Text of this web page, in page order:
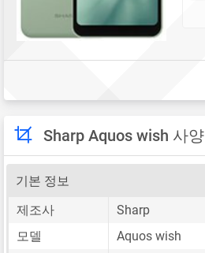
Sharp Aquos wish 사양
기본 정보
제조사
Sharp
모델
Aquos wish